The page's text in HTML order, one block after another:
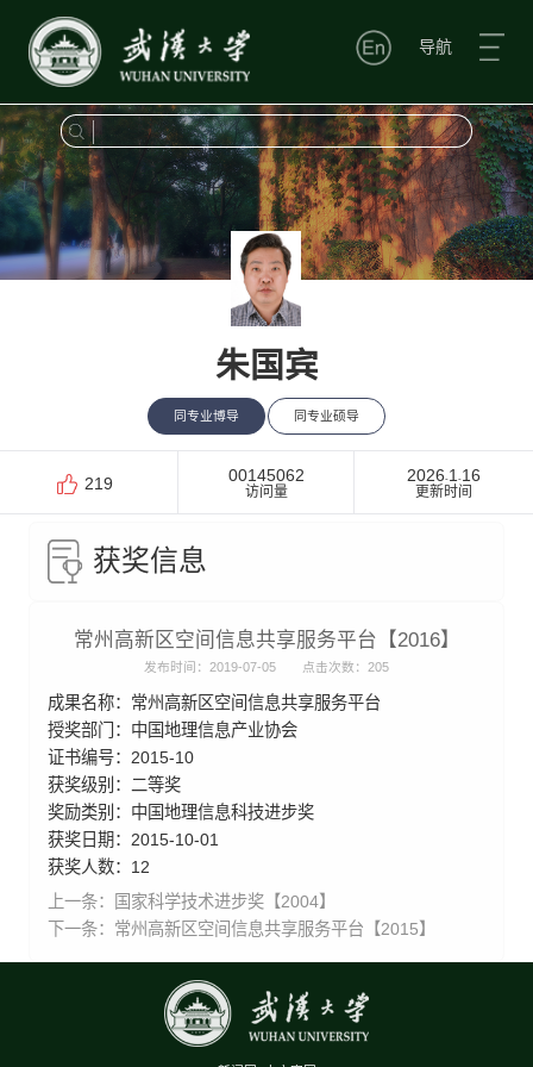
导航
朱国宾
同专业博导 同专业硕导
219 00145062
访问量
2026-1-16
更新时间
获奖信息
常州高新区空间信息共享服务平台【2016】
发布时间：2019-07-05 点击次数：205
成果名称：常州高新区空间信息共享服务平台
授奖部门：中国地理信息产业协会
证书编号：2015-10
获奖级别：二等奖
奖励类别：中国地理信息科技进步奖
获奖日期：2015-10-01
获奖人数：12
上一条：
国家科学技术进步奖【2004】
下一条： 常州高新区空间信息共享服务平台【2015】